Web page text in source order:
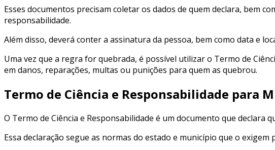
Esses documentos precisam coletar os dados de quem declara, bem
responsabilidade.
Além disso, deverá conter a assinatura da pessoa, bem como data e
Uma vez que a regra for quebrada, é possível utilizar o Termo de
em danos, reparações, multas ou punições para quem as quebrou.
Termo de Ciência e Responsabilidade para
O Termo de Ciência e Responsabilidade é um documento que declara
Essa declaração segue as normas do estado e município que o